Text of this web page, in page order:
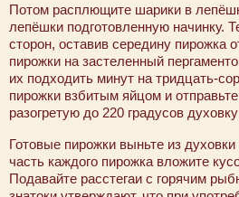
Потом расплющите шарики в
лепёшки подготовленную начинку.
сторон, оставив середину пирожка
пирожки на застеленный
их подходить минут на тридцать-
пирожки взбитым яйцом и
разогретую до 220 градусов
Готовые пирожки выньте из
часть каждого пирожка вложите
Подавайте расстегаи с горячим